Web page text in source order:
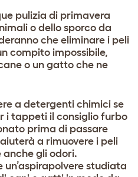
pulizia di primavera
o dello sporco da
che eliminare i peli
compito impossibile,
o un gatto che ne
a detergenti chimici se
i tappeti il consiglio furbo
prima di passare
a rimuovere i peli
gli odori.
un’aspirapolvere studiata